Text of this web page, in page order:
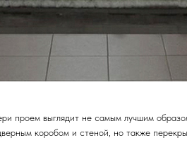
проем выглядит не самым лучшим
коробом и стеной, но также